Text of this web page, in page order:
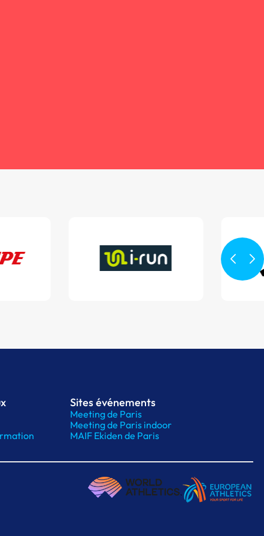
Sites événements
Meeting de Paris
Meeting de Paris indoor
MAIF Ekiden de Paris